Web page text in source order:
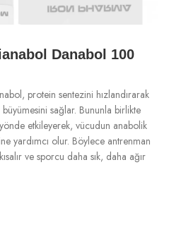
Danabol 100
protein sentezini hızlandırarak
sağlar. Bununla birlikte
etkileyerek, vücudun anabolik
yardımcı olur. Böylece antrenman
ve sporcu daha sık, daha ağır